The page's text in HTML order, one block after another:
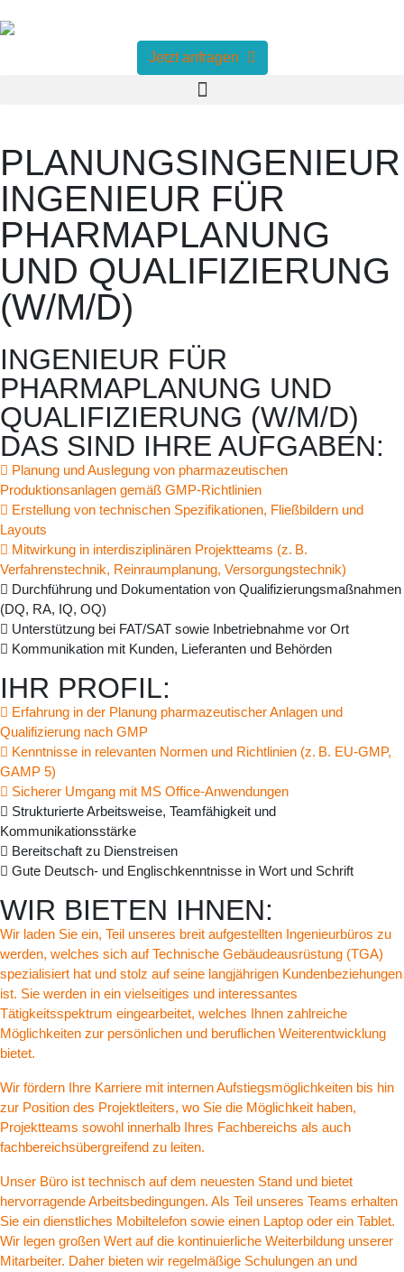
Jetzt anfragen
PLANUNGSINGENIEUR
INGENIEUR FÜR
PHARMAPLANUNG
UND QUALIFIZIERUNG
(W/M/D)
INGENIEUR FÜR
PHARMAPLANUNG UND
QUALIFIZIERUNG (W/M/D)
DAS SIND IHRE AUFGABEN:
Planung und Auslegung von pharmazeutischen
Produktionsanlagen gemäß GMP-Richtlinien
Erstellung von technischen Spezifikationen, Fließbildern und
Layouts
Mitwirkung in interdisziplinären Projektteams (z. B.
Verfahrenstechnik, Reinraumplanung, Versorgungstechnik)
Durchführung und Dokumentation von Qualifizierungsmaßnahmen
(DQ, RA, IQ, OQ)
Unterstützung bei FAT/SAT sowie Inbetriebnahme vor Ort
Kommunikation mit Kunden, Lieferanten und Behörden
IHR PROFIL:
Erfahrung in der Planung pharmazeutischer Anlagen und
Qualifizierung nach GMP
Kenntnisse in relevanten Normen und Richtlinien (z. B. EU-GMP,
GAMP 5)
Sicherer Umgang mit MS Office-Anwendungen
Strukturierte Arbeitsweise, Teamfähigkeit und
Kommunikationsstärke
Bereitschaft zu Dienstreisen
Gute Deutsch- und Englischkenntnisse in Wort und Schrift
WIR BIETEN IHNEN:
Wir laden Sie ein, Teil unseres breit aufgestellten Ingenieurbüros zu
werden, welches sich auf Technische Gebäudeausrüstung (TGA)
spezialisiert hat und stolz auf seine langjährigen Kundenbeziehungen
ist. Sie werden in ein vielseitiges und interessantes
Tätigkeitsspektrum eingearbeitet, welches Ihnen zahlreiche
Möglichkeiten zur persönlichen und beruflichen Weiterentwicklung
bietet.
Wir fördern Ihre Karriere mit internen Aufstiegsmöglichkeiten bis hin
zur Position des Projektleiters, wo Sie die Möglichkeit haben,
Projektteams sowohl innerhalb Ihres Fachbereichs als auch
fachbereichsübergreifend zu leiten.
Unser Büro ist technisch auf dem neuesten Stand und bietet
hervorragende Arbeitsbedingungen. Als Teil unseres Teams erhalten
Sie ein dienstliches Mobiltelefon sowie einen Laptop oder ein Tablet.
Wir legen großen Wert auf die kontinuierliche Weiterbildung unserer
Mitarbeiter. Daher bieten wir regelmäßige Schulungen an und